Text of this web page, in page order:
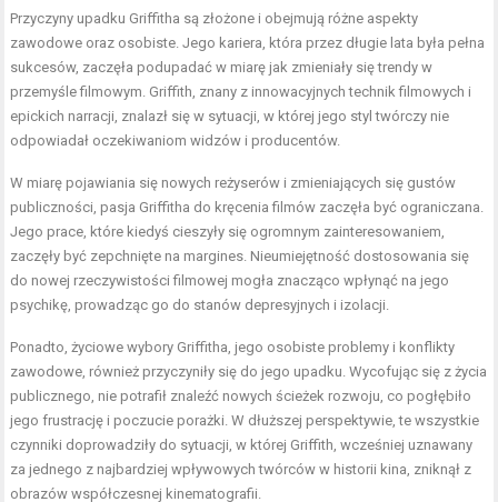
Przyczyny upadku Griffitha są złożone i obejmują różne aspekty
zawodowe oraz osobiste. Jego kariera, która przez długie lata była pełna
sukcesów, zaczęła podupadać w miarę jak zmieniały się trendy w
przemyśle filmowym. Griffith, znany z innowacyjnych technik filmowych i
epickich narracji, znalazł się w sytuacji, w której jego styl twórczy nie
odpowiadał oczekiwaniom widzów i producentów.
W miarę pojawiania się nowych reżyserów i zmieniających się gustów
publiczności, pasja Griffitha do kręcenia filmów zaczęła być ograniczana.
Jego prace, które kiedyś cieszyły się ogromnym zainteresowaniem,
zaczęły być zepchnięte na margines. Nieumiejętność dostosowania się
do nowej rzeczywistości filmowej mogła znacząco wpłynąć na jego
psychikę, prowadząc go do stanów depresyjnych i izolacji.
Ponadto, życiowe wybory Griffitha, jego osobiste problemy i konflikty
zawodowe, również przyczyniły się do jego upadku. Wycofując się z życia
publicznego, nie potrafił znaleźć nowych ścieżek rozwoju, co pogłębiło
jego frustrację i poczucie porażki. W dłuższej perspektywie, te wszystkie
czynniki doprowadziły do sytuacji, w której Griffith, wcześniej uznawany
za jednego z najbardziej wpływowych twórców w historii kina, zniknął z
obrazów współczesnej kinematografii.